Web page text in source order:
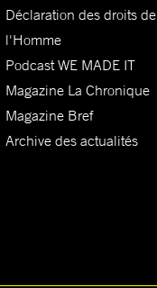
Déclaration des droits de
l'Homme
Podcast WE MADE IT
Magazine La Chronique
Magazine Bref
Archive des actualités